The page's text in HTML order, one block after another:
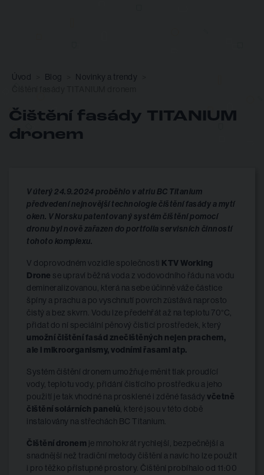
Úvod Blog
Novinky a trendy
Čištění fasády TITANIUM
dronem
V úterý 24.9.2024 proběhlo v atriu BC Titanium
předvedení nejnovější technologie čištění fasády a mytí
oken. V Norsku patentovaný systém čištění pomocí
dronu byl nově zařazen do portfolia servisních činností
tohoto komplexu.
V doprovodném vozidle společnosti KTV Working
Drone se upraví běžná voda z vodovodního řádu na vodu
demineralizovanou, která na sebe účinně váže částice
špíny a prachu a po vyschnutí povrch zůstává naprosto
čistý a bez skvrn. Vodu lze předehřát až na teplotu 70°C,
přidat do ní speciální pěnový čisticí prostředek, který
umožní čištění fasád znečištěných nejen prachem,
ale i mikroorganismy, vodními řasami atp.
Systém čištění dronem umožňuje měnit tlak proudící
vody, teplotu vody, přidání čistícího prostředku a jeho
použití je tak vhodné na prosklené i zděné fasády včetně
čištění solárních panelů , které jsou v této době
instalovány na střechách BC Titanium.
Čištění dronem je mnohokrát rychlejší, bezpečnější a
snadnější než tradiční metody čištění a navíc ho lze použít
i pro těžko přístupné prostory. Čištění probíhalo od 11:00